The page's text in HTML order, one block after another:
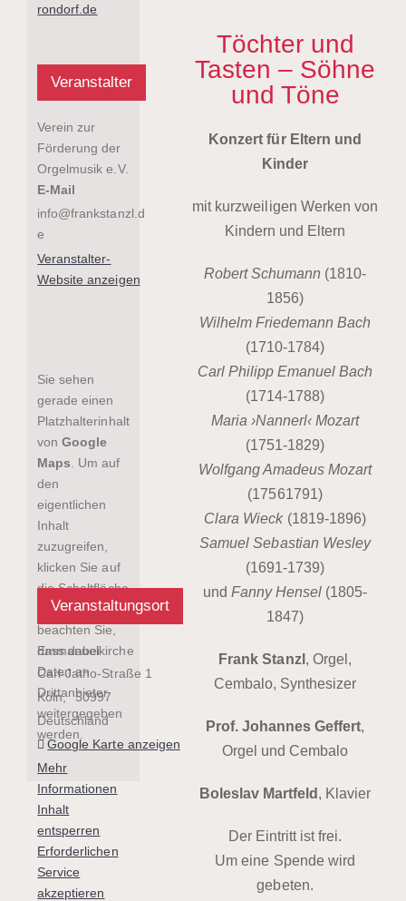
Töchter und
Tasten – Söhne
und Töne
Konzert für Eltern und
Kinder
mit kurzweiligen Werken von
Kindern und Eltern
Robert Schumann (1810-
1856)
Wilhelm Friedemann Bach
(1710-1784)
Carl Philipp Emanuel Bach
(1714-1788)
Maria ›Nannerl‹ Mozart
(1751-1829)
Wolfgang Amadeus Mozart
(17561791)
Clara Wieck(1819-1896)
Samuel Sebastian Wesley
(1691-1739)
und Fanny Hensel (1805-
1847)
Frank Stanzl , Orgel,
Cembalo, Synthesizer
Prof. Johannes Geffert,
Orgel und Cembalo
Boleslav Martfeld , Klavier
Der Eintritt ist frei.
Um eine Spende wird
gebeten.
rondorf.de
Veranstalter
Verein zur
Förderung der
Orgelmusik e.V.
E-Mail
info@frankstanzl.d
e
Veranstalter-
Website anzeigen
Veranstaltungsort
Emmanuelkirche
Carl-Jatho-Straße 1
Köln,
50997
Deutschland
Google Karte anzeigen
Sie sehen
gerade einen
Platzhalterinhalt
vonGoogle
Maps . Um auf
den
eigentlichen
Inhalt
zuzugreifen,
klicken Sie auf
die Schaltfläche
unten. Bitte
beachten Sie,
dass dabei
Daten an
Drittanbieter
weitergegeben
werden.
Mehr
Informationen
Inhalt
entsperren
Erforderlichen
Service
akzeptieren